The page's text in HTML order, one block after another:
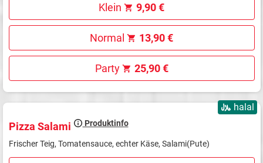
Klein 9,90 €
Normal 13,90 €
Party 25,90 €
halal
Pizza Salami Produktinfo
Frischer Teig, Tomatensauce, echter Käse, Salami(Pute)